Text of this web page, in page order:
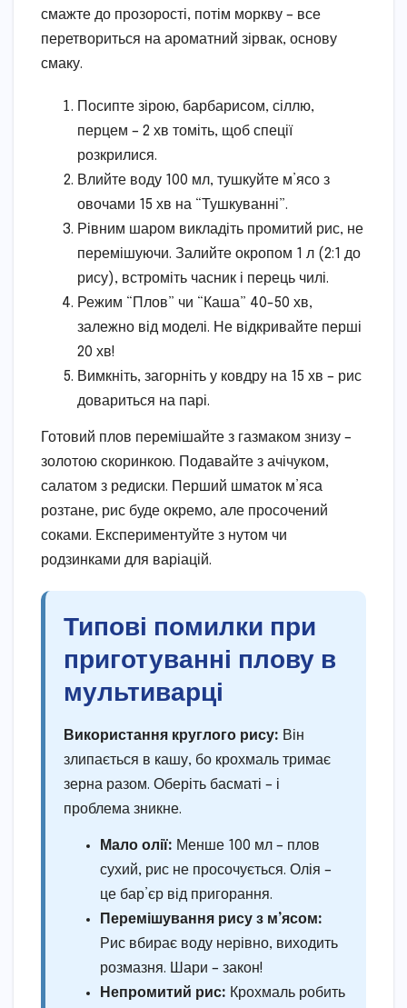
смажте до прозорості, потім моркву – все
перетвориться на ароматний зірвак, основу
смаку.
Посипте зірою, барбарисом, сіллю,
перцем – 2 хв томіть, щоб спеції
розкрилися.
Влийте воду 100 мл, тушкуйте м’ясо з
овочами 15 хв на “Тушкуванні”.
Рівним шаром викладіть промитий рис, не
перемішуючи. Залийте окропом 1 л (2:1 до
рису), встроміть часник і перець чилі.
Режим “Плов” чи “Каша” 40-50 хв,
залежно від моделі. Не відкривайте перші
20 хв!
Вимкніть, загорніть у ковдру на 15 хв – рис
довариться на парі.
Готовий плов перемішайте з газмаком знизу –
золотою скоринкою. Подавайте з ачічуком,
салатом з редиски. Перший шматок м’яса
розтане, рис буде окремо, але просочений
соками. Експериментуйте з нутом чи
родзинками для варіацій.
Типові помилки при
приготуванні плову в
мультиварці
Використання круглого рису: Він
злипається в кашу, бо крохмаль тримає
зерна разом. Оберіть басматі – і
проблема зникне.
Мало олії: Менше 100 мл – плов
сухий, рис не просочується. Олія –
це бар’єр від пригорання.
Перемішування рису з м’ясом:
Рис вбирає воду нерівно, виходить
розмазня. Шари – закон!
Непромитий рис: Крохмаль робить